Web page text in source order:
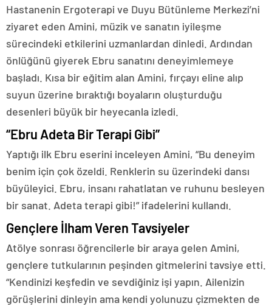
Hastanenin Ergoterapi ve Duyu Bütünleme Merkezi’ni
ziyaret eden Amini, müzik ve sanatın iyileşme
sürecindeki etkilerini uzmanlardan dinledi. Ardından
önlüğünü giyerek Ebru sanatını deneyimlemeye
başladı. Kısa bir eğitim alan Amini, fırçayı eline alıp
suyun üzerine bıraktığı boyaların oluşturduğu
desenleri büyük bir heyecanla izledi.
“Ebru Adeta Bir Terapi Gibi”
Yaptığı ilk Ebru eserini inceleyen Amini, “Bu deneyim
benim için çok özeldi. Renklerin su üzerindeki dansı
büyüleyici. Ebru, insanı rahatlatan ve ruhunu besleyen
bir sanat. Adeta terapi gibi!” ifadelerini kullandı.
Gençlere İlham Veren Tavsiyeler
Atölye sonrası öğrencilerle bir araya gelen Amini,
gençlere tutkularının peşinden gitmelerini tavsiye etti.
“Kendinizi keşfedin ve sevdiğiniz işi yapın. Ailenizin
görüşlerini dinleyin ama kendi yolunuzu çizmekten de